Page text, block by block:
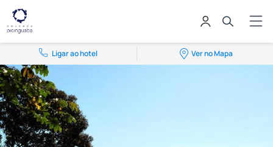
Ligar ao hotel Ver no Mapa